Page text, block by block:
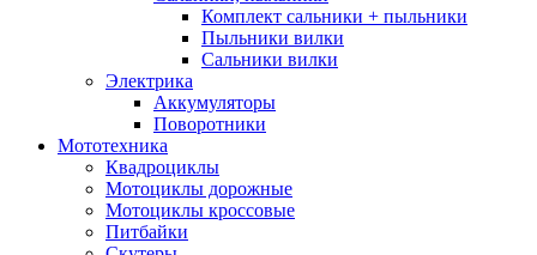
Комплект сальники + пыльники
Пыльники вилки
Сальники вилки
Электрика
Аккумуляторы
Поворотники
Мототехника
Квадроциклы
Мотоциклы дорожные
Мотоциклы кроссовые
Питбайки